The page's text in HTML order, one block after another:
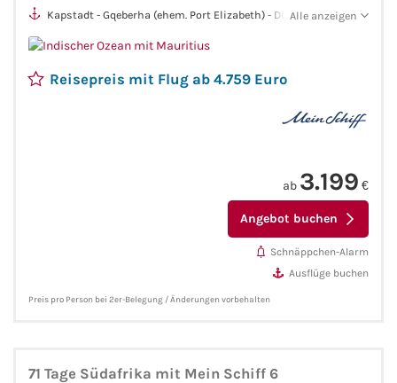
Mein Schiff Mittelmeer
Mein Schiff Ostsee
Kapstadt - Gqeberha (ehem. Port Elizabeth) - Durban - Port
Port Klang (Kuala Lumpur) - Singapur
Alle anzeigen
Reisepreis mit Flug ab 4.759 Euro
ab 3.199 €
Angebot buchen
Schnäppchen-Alarm
Ausflüge buchen
Preis pro Person bei 2er-Belegung / Änderungen vorbehalten
71 Tage Südafrika mit Mein Schiff 6